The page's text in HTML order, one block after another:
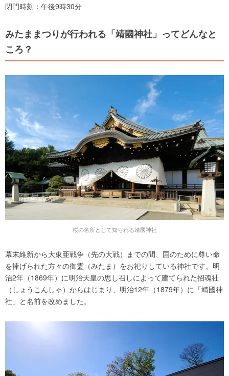
閉門時刻：午後9時30分
みたままつりが行われる「靖國神社」ってどんなと
ころ？
桜の名所として知られる靖國神社
幕末維新から大東亜戦争（先の大戦）までの間、国のために尊い命
を捧げられた方々の御霊（みたま）をお祀りしている神社です。明
治2年（1869年）に明治天皇の思し召しによって建てられた招魂社
（しょうこんしゃ）からはじまり、明治12年（1879年）に「靖國神
社」と名前を改めました。